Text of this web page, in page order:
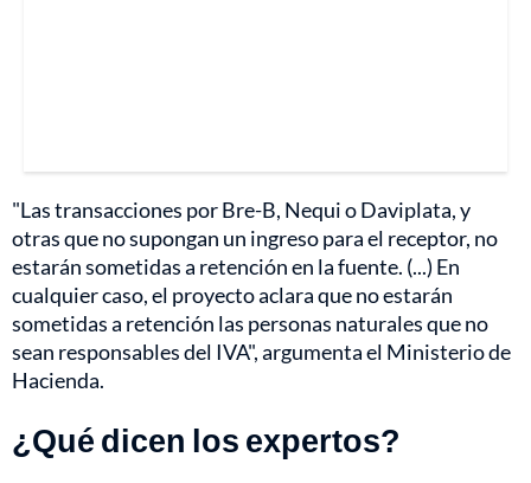
"Las transacciones por Bre-B, Nequi o Daviplata, y
otras que no supongan un ingreso para el receptor, no
estarán sometidas a retención en la fuente. (...) En
cualquier caso, el proyecto aclara que no estarán
sometidas a retención las personas naturales que no
sean responsables del IVA", argumenta el Ministerio de
Hacienda.
¿Qué dicen los expertos?